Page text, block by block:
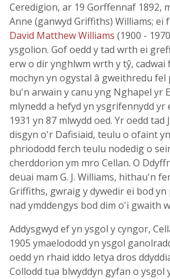
Ceredigion, ar 19 Gorffennaf 1892,
Anne (ganwyd Griffiths) Williams; ei
David Matthew Williams (1900 -
ysgolion. Gof oedd y tad wrth ei
erw o dir ynghlwm wrth y tŷ, cadwai
mochyn yn ogystal â gweithredu fel
bu'n arwain y canu yng Nghapel yr
mlynedd a hefyd yn ysgrifennydd yr
1931 yn 87 mlwydd oed. Yr oedd tad
disgyn o'r Dafisiaid, teulu o ofaint
phriododd ferch teulu nodedig o
cherddorion ym mro Cellan. O
deuai mam G. J. Williams, hithau'n
Griffiths, gwraig y dywedir ei bod
nad ymddengys bod dim o'i gwaith
Addysgwyd ef yn ysgol y cyngor,
1905 ymaelododd yn ysgol
oedd yn rhaid iddo letya dros
Collodd tua blwyddyn gyfan o ysgol